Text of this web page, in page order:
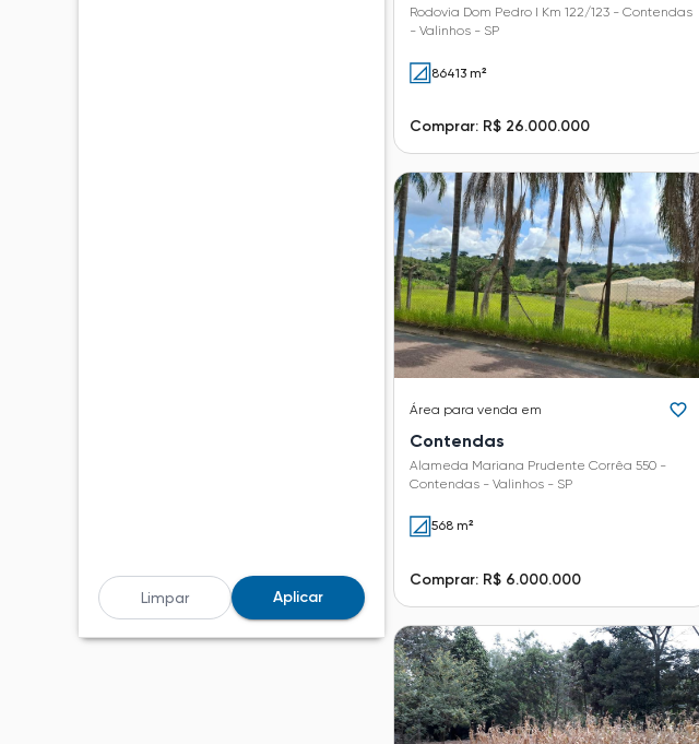
Limpar Aplicar
Rodovia Dom Pedro I Km 122/123 - Contendas
- Valinhos - SP
86413 m²
Comprar: R$ 26.000.000
Área para venda em
Contendas
Alameda Mariana Prudente Corrêa 550 -
Contendas - Valinhos - SP
568 m²
Comprar: R$ 6.000.000